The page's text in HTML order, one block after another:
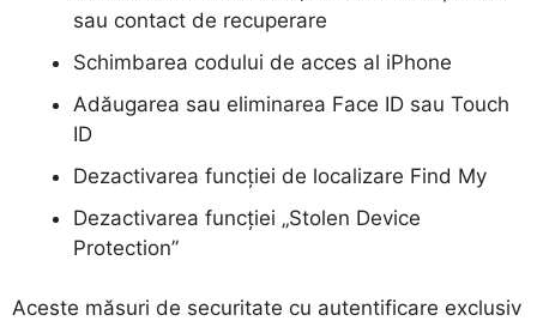
sau contact de recuperare
Schimbarea codului de acces al iPhone
Adăugarea sau eliminarea Face ID sau Touch
ID
Dezactivarea funcției de localizare Find My
Dezactivarea funcției „Stolen Device
Protection”
Aceste măsuri de securitate cu autentificare exclusiv